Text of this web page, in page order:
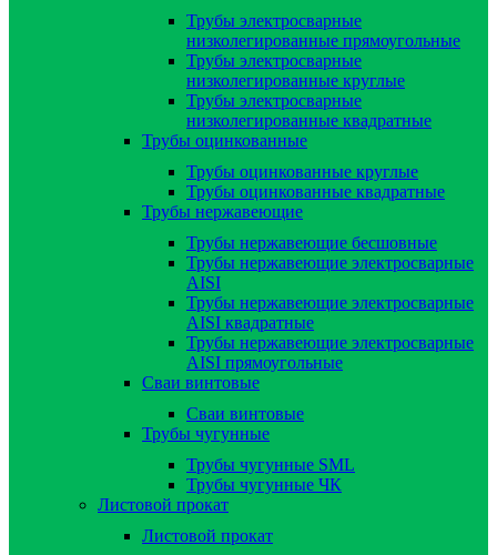
Трубы электросварные
низколегированные прямоугольные
Трубы электросварные
низколегированные круглые
Трубы электросварные
низколегированные квадратные
Трубы оцинкованные
Трубы оцинкованные круглые
Трубы оцинкованные квадратные
Трубы нержавеющие
Трубы нержавеющие бесшовные
Трубы нержавеющие электросварные
AISI
Трубы нержавеющие электросварные
AISI квадратные
Трубы нержавеющие электросварные
AISI прямоугольные
Сваи винтовые
Сваи винтовые
Трубы чугунные
Трубы чугунные SML
Трубы чугунные ЧК
Листовой прокат
Листовой прокат